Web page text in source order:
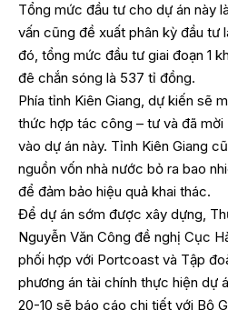
Tổng mức đầu tư cho dự án này
vấn cũng đề xuất phân kỳ đầu tư
đó, tổng mức đầu tư giai đoạn 1
đê chắn sóng là 537 tỉ đồng.
Phía tỉnh Kiên Giang, dự kiến sẽ
thức hợp tác công – tư và đã
vào dự án này. Tỉnh Kiên Giang
nguồn vốn nhà nước bỏ ra bao
để đảm bảo hiệu quả khai thác.
Để dự án sớm được xây dựng,
Nguyễn Văn Công đề nghị Cục
phối hợp với Portcoast và Tập
phương án tài chính thực hiện dự
20-10 sẽ báo cáo chi tiết với Bộ